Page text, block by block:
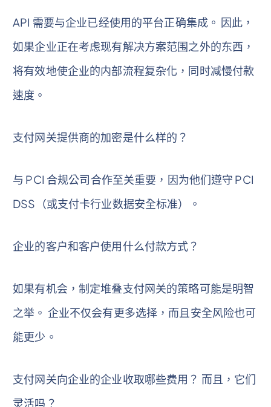
API 需要与企业已经使用的平台正确集成。 因此，
如果企业正在考虑现有解决方案范围之外的东西，
将有效地使企业的内部流程复杂化，同时减慢付款
速度。
支付网关提供商的加密是什么样的？
与 PCI 合规公司合作至关重要，因为他们遵守 PCI
DSS（或支付卡行业数据安全标准）。
企业的客户和客户使用什么付款方式？
如果有机会，制定堆叠支付网关的策略可能是明智
之举。 企业不仅会有更多选择，而且安全风险也可
能更少。
支付网关向企业的企业收取哪些费用？ 而且，它们
灵活吗？